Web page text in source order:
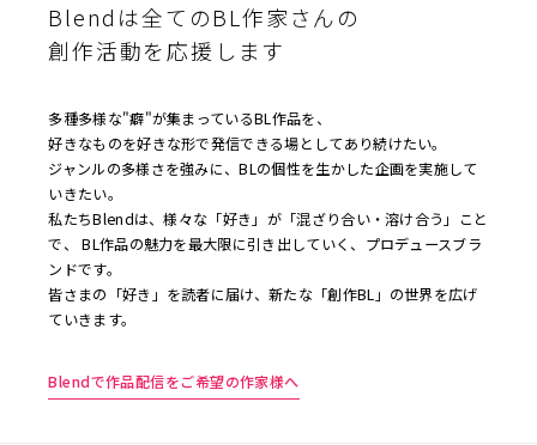
Blendは全てのBL作家さんの
創作活動を応援します
多種多様な"癖"が集まっているBL作品を、
好きなものを好きな形で発信できる場としてあり続けたい。
ジャンルの多様さを強みに、BLの個性を生かした企画を実施して
いきたい。
私たちBlendは、様々な「好き」が「混ざり合い・溶け合う」こと
で、 BL作品の魅力を最大限に引き出していく、プロデュースブラ
ンドです。
皆さまの「好き」を読者に届け、新たな「創作BL」の世界を広げ
ていきます。
Blendで作品配信をご希望の作家様へ